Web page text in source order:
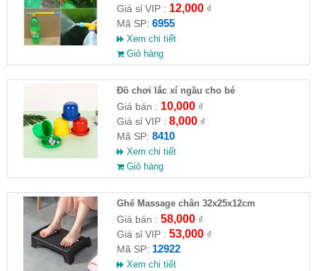
Giá sỉ VIP : 12,000₫
Mã SP: 6955
Xem chi tiết
Giỏ hàng
Đồ chơi lắc xí ngầu cho bé
Giá bán : 10,000₫
Giá sỉ VIP : 8,000₫
Mã SP: 8410
Xem chi tiết
Giỏ hàng
Ghế Massage chân 32x25x12cm
Giá bán : 58,000₫
Giá sỉ VIP : 53,000₫
Mã SP: 12922
Xem chi tiết